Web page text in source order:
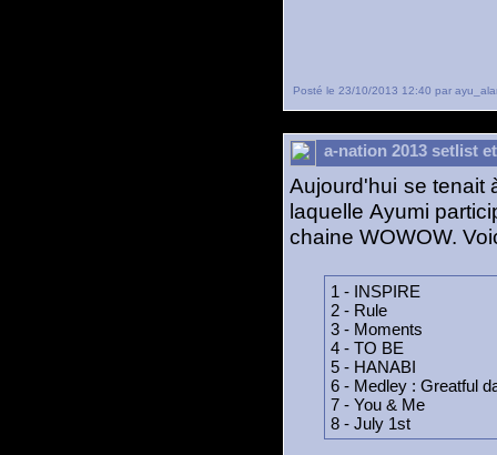
Posté le 23/10/2013 12:40 par
a-nation 2013 setlist
Aujourd'hui se tenait
laquelle Ayumi
chaine WOWOW.
1 - INSPIRE
2 - Rule
3 - Moments
4 - TO BE
5 - HANABI
6 - Medley : Greatful
7 - You & Me
8 - July 1st